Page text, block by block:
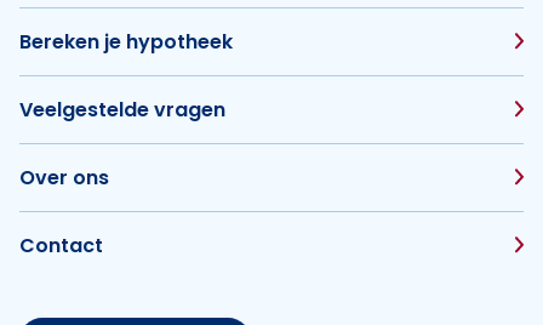
Bereken je hypotheek
Veelgestelde vragen
Over ons
Contact